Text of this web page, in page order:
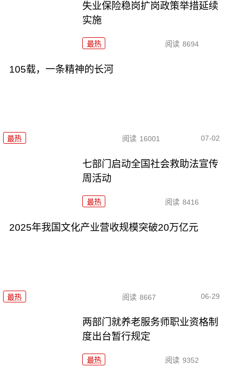
失业保险稳岗扩岗政策举措延续
实施
最热 阅读 8694
105载，一条精神的长河
最热 阅读 16001 07-02
七部门启动全国社会救助法宣传
周活动
最热 阅读 8416
2025年我国文化产业营收规模突破20万亿元
最热 阅读 8667 06-29
两部门就养老服务师职业资格制
度出台暂行规定
最热 阅读 9352